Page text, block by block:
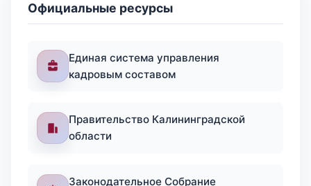
Официальные ресурсы
Единая система управления
кадровым составом
Правительство Калининградской
области
Законодательное Собрание